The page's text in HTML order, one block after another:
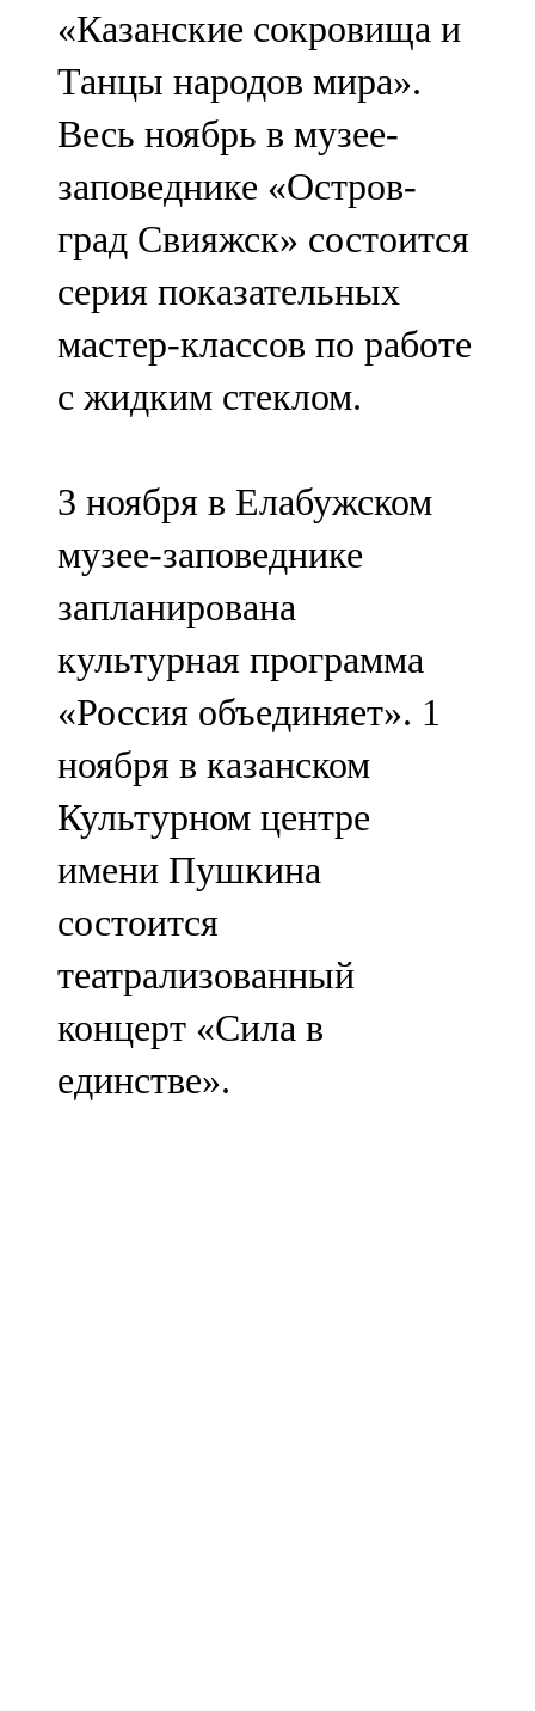
«Казанские сокровища и
Танцы народов мира».
Весь ноябрь в музее-
заповеднике «Остров-
град Свияжск» состоится
серия показательных
мастер-классов по работе
с жидким стеклом.
3 ноября в Елабужском
музее-заповеднике
запланирована
культурная программа
«Россия объединяет». 1
ноября в казанском
Культурном центре
имени Пушкина
состоится
театрализованный
концерт «Сила в
единстве».